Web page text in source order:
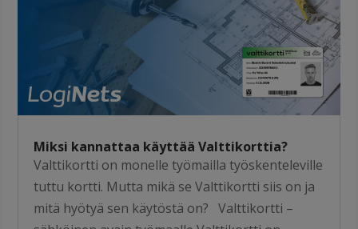
Miksi kannattaa käyttää Valttikorttia?
Valttikortti on monelle työmailla työskenteleville
tuttu kortti. Mutta mikä se Valttikortti siis on ja
mitä hyötyä sen käytöstä on? Valttikortti –